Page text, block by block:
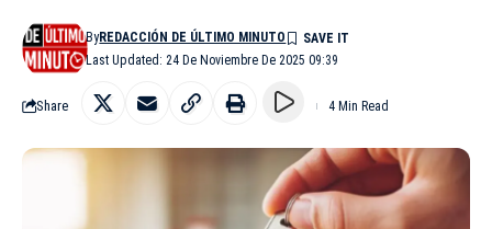
Last Updated: 24 De Noviembre De 2025 09:39
ByREDACCIÓN DE ÚLTIMO MINUTO
Share 4 Min Read